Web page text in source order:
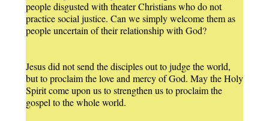
people disgusted with theater Christians who do not
practice social justice. Can we simply welcome them as
people uncertain of their relationship with God?
Jesus did not send the disciples out to judge the world,
but to proclaim the love and mercy of God. May the Holy
Spirit come upon us to strengthen us to proclaim the
gospel to the whole world.